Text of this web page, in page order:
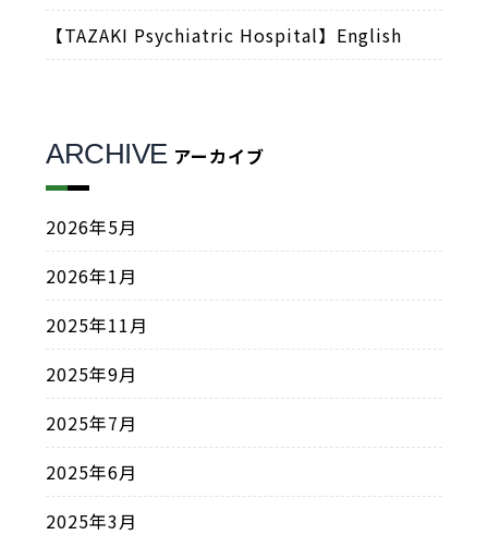
【TAZAKI Psychiatric Hospital】English
ARCHIVE アーカイブ
2026年5月
2026年1月
2025年11月
2025年9月
2025年7月
2025年6月
2025年3月